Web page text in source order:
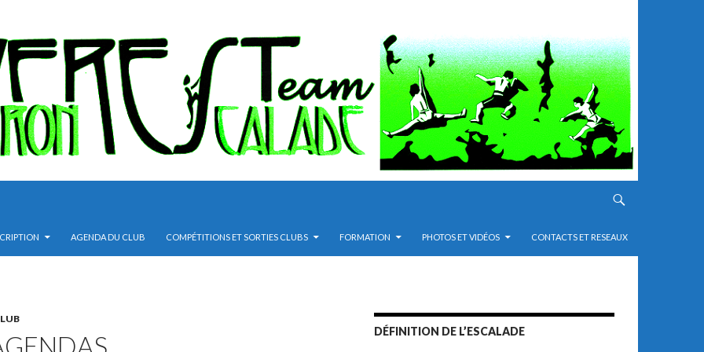
AGENDA DU CLUB COMPÉTITIONS ET SORTIES CLUBS FORMATION PHOTOS ET VIDÉOS CONTACTS ET RESEAUX
DÉFINITION DE L’ESCALADE